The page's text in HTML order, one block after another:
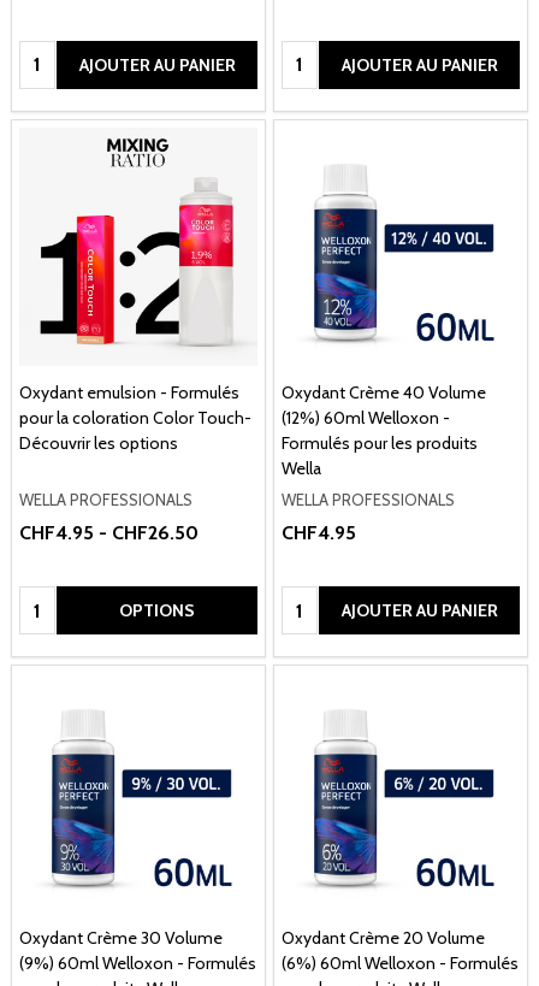
Quantité:AJOUTER AU PANIER Quantité:AJOUTER AU PANIER
Oxydant emulsion - Formulés
pour la coloration Color Touch-
Découvrir les options
WELLA PROFESSIONALS
CHF4.95 - CHF26.50
Quantité: OPTIONS
Oxydant Crème 40 Volume
(12%) 60ml Welloxon -
Formulés pour les produits
Wella
WELLA PROFESSIONALS
CHF4.95
Quantité:AJOUTER AU PANIER
Oxydant Crème 30 Volume
(9%) 60ml Welloxon - Formulés
Oxydant Crème 20 Volume
(6%) 60ml Welloxon - Formulés